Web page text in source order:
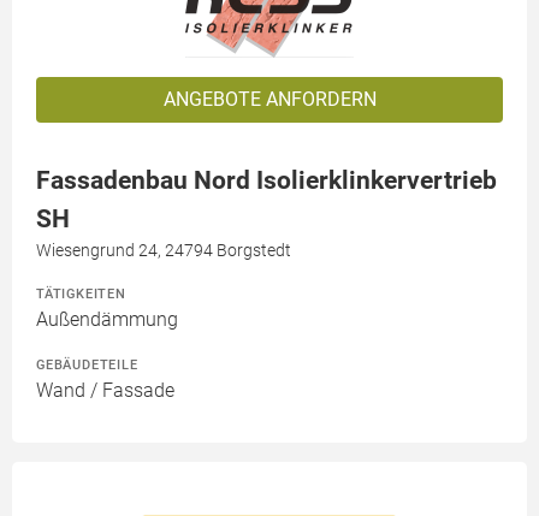
ANGEBOTE ANFORDERN
Fassadenbau Nord Isolierklinkervertrieb
SH
Wiesengrund 24, 24794 Borgstedt
TÄTIGKEITEN
Außendämmung
GEBÄUDETEILE
Wand / Fassade